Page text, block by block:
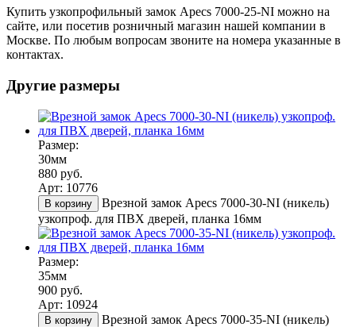
Купить узкопрофильный замок Apecs 7000-25-NI можно на
сайте, или посетив розничный магазин нашей компании в
Москве. По любым вопросам звоните на номера указанные в
контактах.
Другие размеры
Размер:
30мм
880 руб.
Арт: 10776
В корзину
Врезной замок Apecs 7000-30-NI (никель)
узкопроф. для ПВХ дверей, планка 16мм
Размер:
35мм
900 руб.
Арт: 10924
В корзину
Врезной замок Apecs 7000-35-NI (никель)